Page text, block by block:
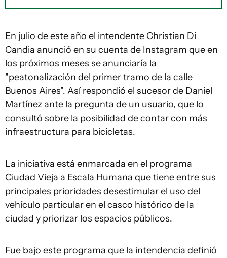
En julio de este año el intendente Christian Di
Candia anunció en su cuenta de Instagram que en
los próximos meses se anunciaría la
"peatonalización del primer tramo de la calle
Buenos Aires". Así respondió el sucesor de Daniel
Martínez ante la pregunta de un usuario, que lo
consultó sobre la posibilidad de contar con más
infraestructura para bicicletas.
La iniciativa está enmarcada en el programa
Ciudad Vieja a Escala Humana que tiene entre sus
principales prioridades desestimular el uso del
vehículo particular en el casco histórico de la
ciudad y priorizar los espacios públicos.
Fue bajo este programa que la intendencia definió